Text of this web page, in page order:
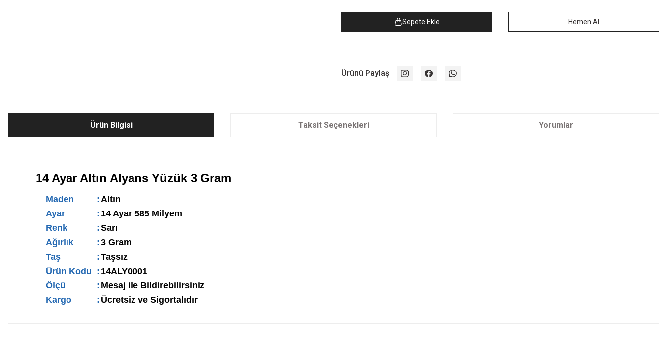
Sepete Ekle Hemen Al
Ürünü Paylaş
Ürün Bilgisi Taksit Seçenekleri Yorumlar
14 Ayar Altın Alyans Yüzük 3 Gram
Maden :Altın
Ayar
: 14 Ayar 585 Milyem
Renk
:Sarı
Ağırlık
:3 Gram
Taş
:Taşsız
Ürün Kodu : 14ALY0001
Ölçü
: Mesaj ile Bildirebilirsiniz
Kargo
: Ücretsiz ve Sigortalıdır